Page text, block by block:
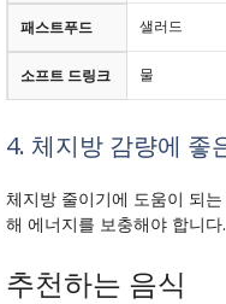
패스트푸드 샐러드
소프트 드링크 물
4. 체지방 감량에 좋
체지방 줄이기에 도움이 되
해 에너지를 보충해야 합니다.
추천하는 음식